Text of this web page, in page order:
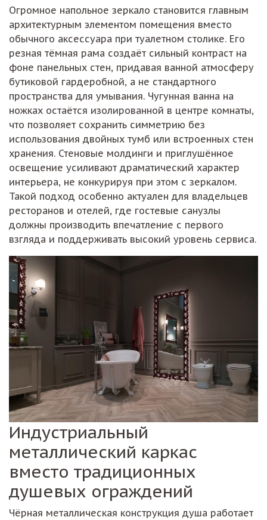
Огромное напольное зеркало становится главным
архитектурным элементом помещения вместо
обычного аксессуара при туалетном столике. Его
резная тёмная рама создаёт сильный контраст на
фоне панельных стен, придавая ванной атмосферу
бутиковой гардеробной, а не стандартного
пространства для умывания. Чугунная ванна на
ножках остаётся изолированной в центре комнаты,
что позволяет сохранить симметрию без
использования двойных тумб или встроенных стен
хранения. Стеновые молдинги и приглушённое
освещение усиливают драматический характер
интерьера, не конкурируя при этом с зеркалом.
Такой подход особенно актуален для владельцев
ресторанов и отелей, где гостевые санузлы
должны производить впечатление с первого
взгляда и поддерживать высокий уровень сервиса.
Индустриальный
металлический каркас
вместо традиционных
душевых ограждений
Чёрная металлическая конструкция душа работает